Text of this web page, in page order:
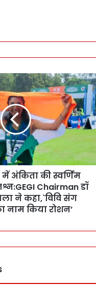
अंकिता की स्वर्णिम
Chairman डॉ
ने कहा,`विवि संग
नाम किया रोशन’